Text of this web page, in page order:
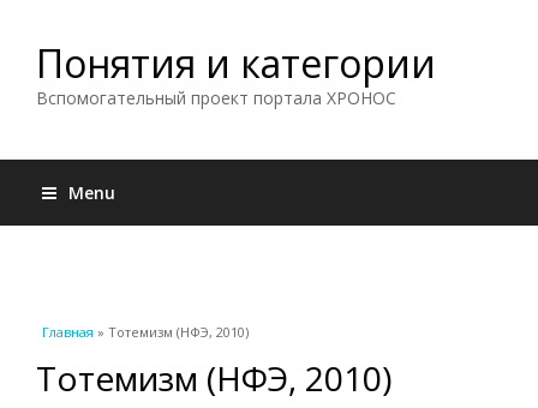
Понятия и категории
Вспомогательный проект портала ХРОНОС
Menu
Вы здесь
Главная » Тотемизм (НФЭ, 2010)
Тотемизм (НФЭ, 2010)